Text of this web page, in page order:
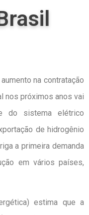
na contratação
nos próximos anos vai
do sistema elétrico
de hidrogênio
a primeira demanda
em vários países,
estima que a